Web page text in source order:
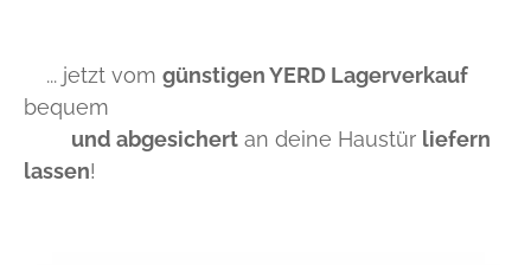
... jetzt vom günstigen YERD Lagerverkauf
bequem
und abgesichert an deine Haustür liefern
lassen!